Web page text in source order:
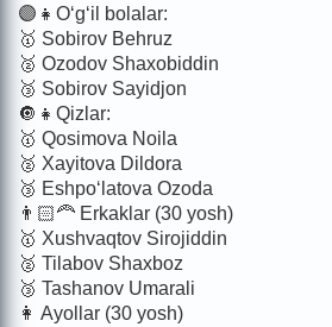
🟣👧O‘g‘il bolalar:
🥇 Sobirov Behruz
🥈 Ozodov Shaxobiddin
🥉 Sobirov Sayidjon
🔘👧Qizlar:
🥇 Qosimova Noila
🥈 Xayitova Dildora
🥉 Eshpo‘latova Ozoda
👨🏻‍🦰 Erkaklar (30 yosh)
🥇 Xushvaqtov Sirojiddin
🥈 Tilabov Shaxboz
🥉 Tashanov Umarali
👩 Ayollar (30 yosh)